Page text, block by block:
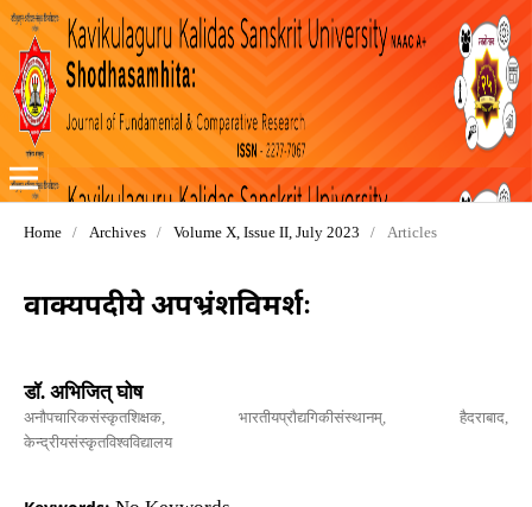
Home / Archives / Volume X, Issue II, July 2023 / Articles
वाक्यपदीये अपभ्रंशविमर्शः
डॉ. अभिजित् घोष
अनौपचारिकसंस्कृतशिक्षक, भारतीयप्रौद्यगिकीसंस्थानम्, हैदराबाद,
केन्द्रीयसंस्कृतविश्वविद्यालय